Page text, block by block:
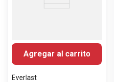
Agregar al carrito
Everlast